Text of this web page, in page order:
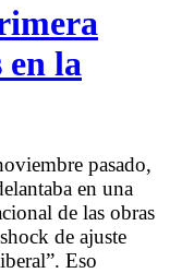
en la
pasado,
en una
de las obras
de ajuste
Eso